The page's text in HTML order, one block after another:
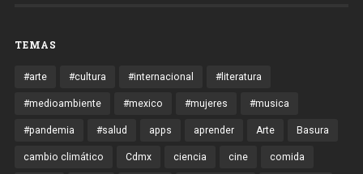
TEMAS
#arte #cultura #internacional #literatura
#medioambiente #mexico #mujeres #musica
#pandemia #salud apps aprender Arte Basura
cambio climático Cdmx ciencia cine comida